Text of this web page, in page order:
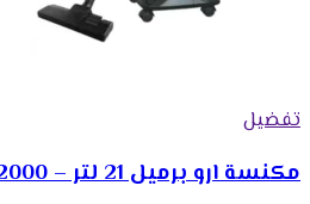
تفضيل
مكنسة ارو برميل 21 لتر – 2000 وات – أحمر Ro-21vsy